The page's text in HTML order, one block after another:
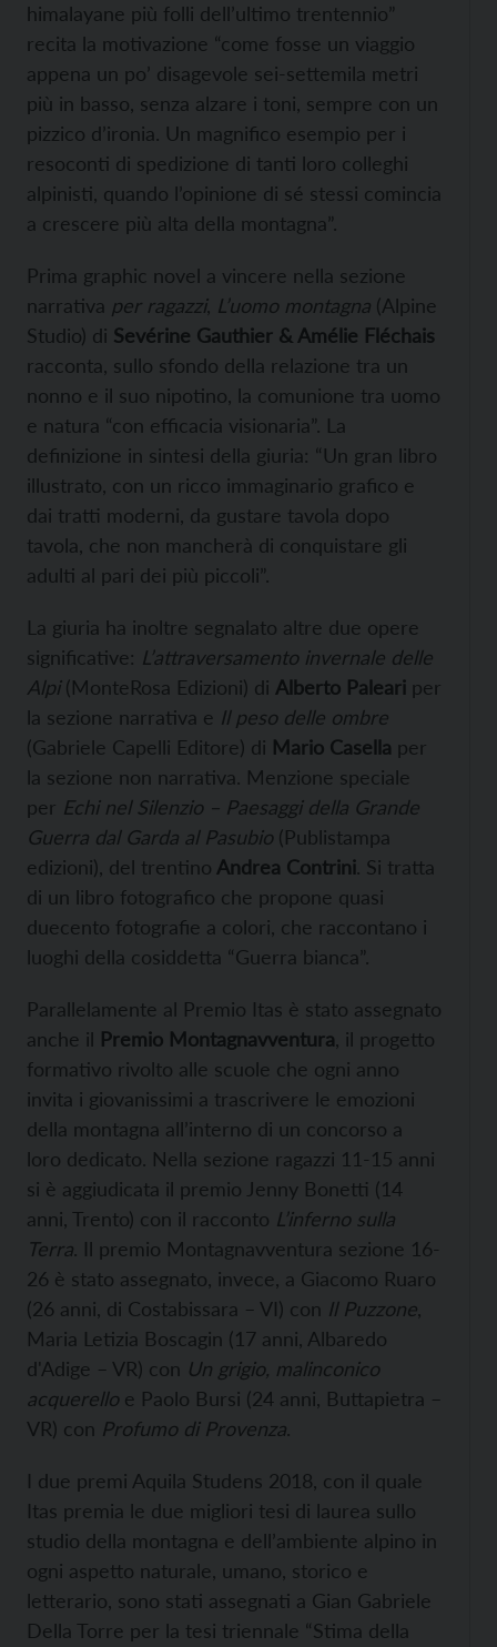
himalayane più folli dell’ultimo trentennio”
recita la motivazione “come fosse un viaggio
appena un po’ disagevole sei-settemila metri
più in basso, senza alzare i toni, sempre con un
pizzico d’ironia. Un magnifico esempio per i
resoconti di spedizione di tanti loro colleghi
alpinisti, quando l’opinione di sé stessi comincia
a crescere più alta della montagna”.
Prima graphic novel a vincere nella sezione
narrativa per ragazzi, L’uomo montagna (Alpine
Studio) di Sevérine Gauthier & Amélie Fléchais
racconta, sullo sfondo della relazione tra un
nonno e il suo nipotino, la comunione tra uomo
e natura “con efficacia visionaria”. La
definizione in sintesi della giuria: “Un gran libro
illustrato, con un ricco immaginario grafico e
dai tratti moderni, da gustare tavola dopo
tavola, che non mancherà di conquistare gli
adulti al pari dei più piccoli”.
La giuria ha inoltre segnalato altre due opere
significative: L’attraversamento invernale delle
Alpi (MonteRosa Edizioni) di Alberto Paleari per
la sezione narrativa e Il peso delle ombre
(Gabriele Capelli Editore) di Mario Casella per
la sezione non narrativa. Menzione speciale
per Echi nel Silenzio – Paesaggi della Grande
Guerra dal Garda al Pasubio (Publistampa
edizioni), del trentino Andrea Contrini. Si tratta
di un libro fotografico che propone quasi
duecento fotografie a colori, che raccontano i
luoghi della cosiddetta “Guerra bianca”.
Parallelamente al Premio Itas è stato assegnato
anche il Premio Montagnavventura , il progetto
formativo rivolto alle scuole che ogni anno
invita i giovanissimi a trascrivere le emozioni
della montagna all’interno di un concorso a
loro dedicato. Nella sezione ragazzi 11-15 anni
si è aggiudicata il premio Jenny Bonetti (14
anni, Trento) con il racconto L’inferno sulla
Terra. Il premio Montagnavventura sezione 16-
26 è stato assegnato, invece, a Giacomo Ruaro
(26 anni, di Costabissara – VI) con Il Puzzone
Maria Letizia Boscagin (17 anni, Albaredo
d'Adige – VR) con Un grigio, malinconico
acquerello e Paolo Bursi (24 anni, Buttapietra –
VR) con Profumo di Provenza.
I due premi Aquila Studens 2018, con il quale
Itas premia le due migliori tesi di laurea sullo
studio della montagna e dell’ambiente alpino in
ogni aspetto naturale, umano, storico e
letterario, sono stati assegnati a Gian Gabriele
Della Torre per la tesi triennale “Stima della